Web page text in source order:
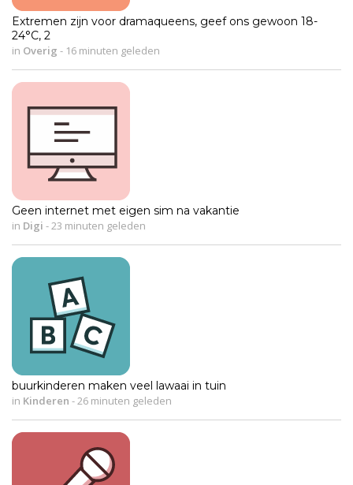
Extremen zijn voor dramaqueens, geef ons gewoon 18-
24°C, 2
in Overig - 16 minuten geleden
Geen internet met eigen sim na vakantie
in Digi - 23 minuten geleden
buurkinderen maken veel lawaai in tuin
in Kinderen - 26 minuten geleden